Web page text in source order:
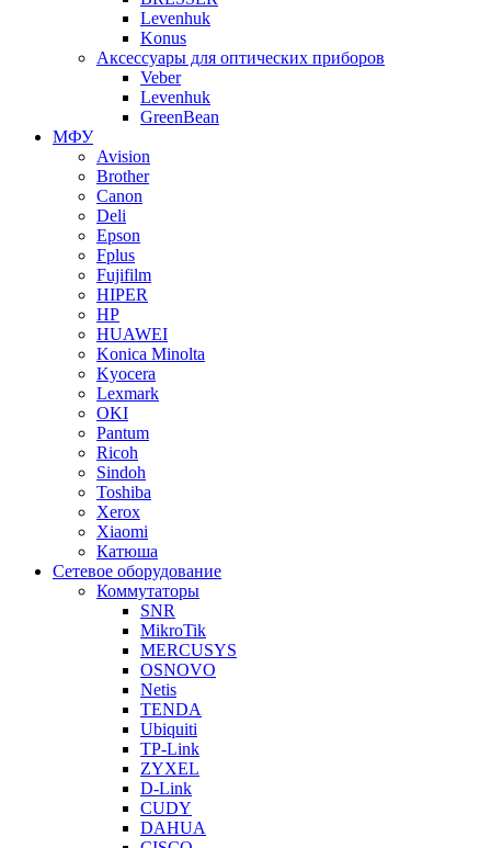
Levenhuk
Konus
Аксессуары для оптических приборов
Veber
Levenhuk
GreenBean
МФУ
Avision
Brother
Canon
Deli
Epson
Fplus
Fujifilm
HIPER
HP
HUAWEI
Konica Minolta
Kyocera
Lexmark
OKI
Pantum
Ricoh
Sindoh
Toshiba
Xerox
Xiaomi
Катюша
Сетевое оборудование
Коммутаторы
SNR
MikroTik
MERCUSYS
OSNOVO
Netis
TENDA
Ubiquiti
TP-Link
ZYXEL
D-Link
CUDY
DAHUA